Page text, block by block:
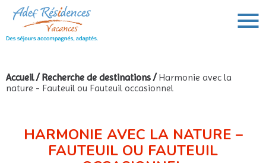
Accueil/Recherche de destinations /Harmonie avec la
nature - Fauteuil ou Fauteuil occasionnel
HARMONIE AVEC LA NATURE –
FAUTEUIL OU FAUTEUIL
VOUS AVEZ UN PROJET DE VOYAGE,